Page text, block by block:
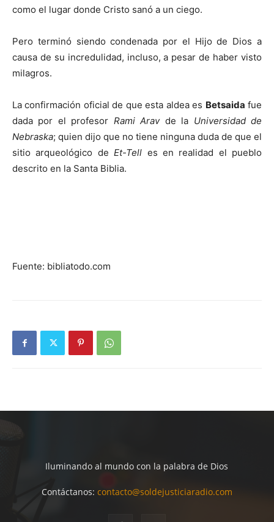
como el lugar donde Cristo sanó a un ciego.
Pero terminó siendo condenada por el Hijo de Dios a
causa de su incredulidad, incluso, a pesar de haber visto
milagros.
La confirmación oficial de que esta aldea es Betsaida fue
dada por el profesor Rami Aravde la Universidad de
Nebraska; quien dijo que no tiene ninguna duda de que el
sitio arqueológico deEt-Tell es en realidad el pueblo
descrito en la Santa Biblia.
Fuente: bibliatodo.com
Iluminando al mundo con la palabra de Dios
Contáctanos: contacto@soldejusticiaradio.com